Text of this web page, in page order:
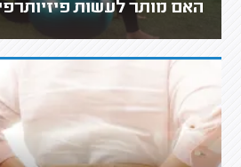
האם מותר לעשות